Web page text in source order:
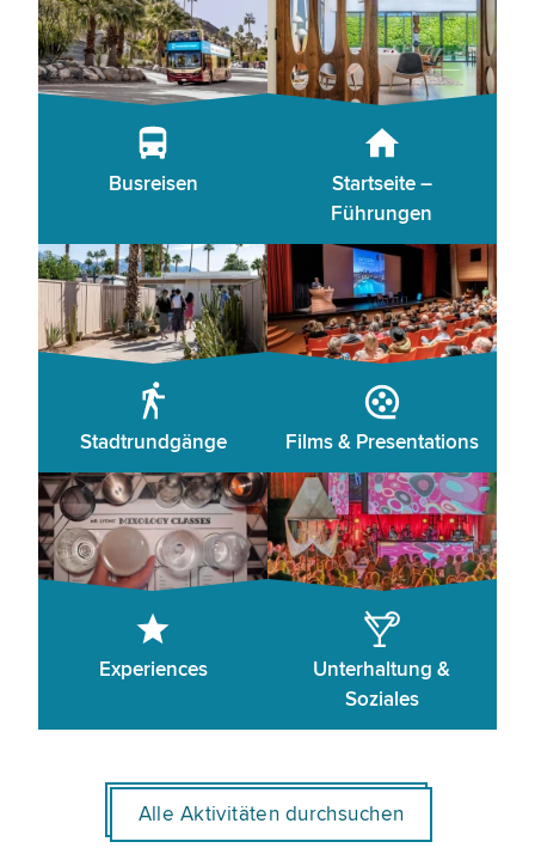
Busreisen
Startseite –
Führungen
Stadtrundgänge Films & Presentations
Experiences
Unterhaltung &
Soziales
Alle Aktivitäten durchsuchen